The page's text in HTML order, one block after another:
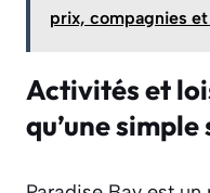
prix, compagnies
Activités et
qu’une